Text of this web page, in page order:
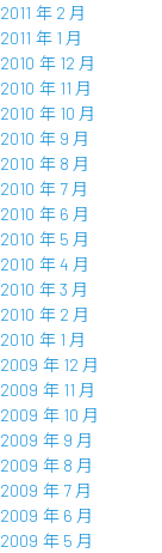
2011 年 2 月
2011 年 1 月
2010 年 12 月
2010 年 11 月
2010 年 10 月
2010 年 9 月
2010 年 8 月
2010 年 7 月
2010 年 6 月
2010 年 5 月
2010 年 4 月
2010 年 3 月
2010 年 2 月
2010 年 1 月
2009 年 12 月
2009 年 11 月
2009 年 10 月
2009 年 9 月
2009 年 8 月
2009 年 7 月
2009 年 6 月
2009 年 5 月